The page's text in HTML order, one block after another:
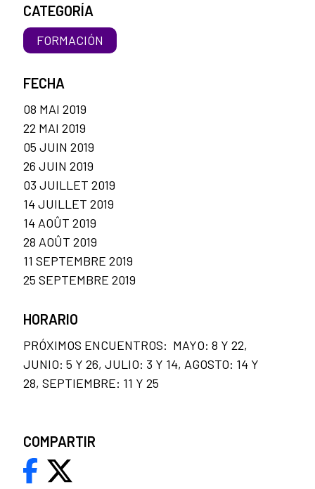
CATEGORÍA
FORMACIÓN
FECHA
08 MAI 2019
22 MAI 2019
05 JUIN 2019
26 JUIN 2019
03 JUILLET 2019
14 JUILLET 2019
14 AOÛT 2019
28 AOÛT 2019
11 SEPTEMBRE 2019
25 SEPTEMBRE 2019
HORARIO
PRÓXIMOS ENCUENTROS: MAYO: 8 Y 22,
JUNIO: 5 Y 26, JULIO: 3 Y 14, AGOSTO: 14 Y
28, SEPTIEMBRE: 11 Y 25
COMPARTIR